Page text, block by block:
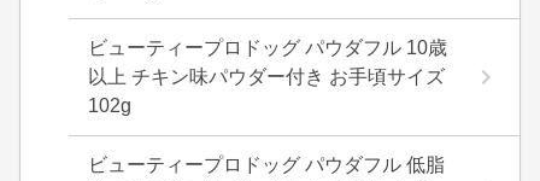
ビューティープロドッグ パウダフル 10歳
以上 チキン味パウダー付き お手頃サイズ
102g
ビューティープロドッグ パウダフル 低脂